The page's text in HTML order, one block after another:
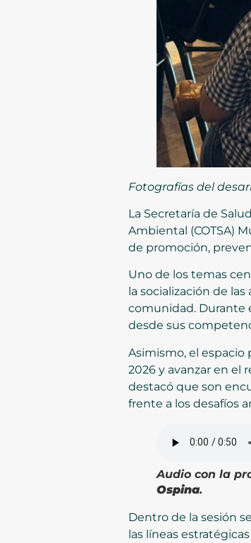
Fotografías del
La Secretaría de
Ambiental (COTSA)
de promoción,
Uno de los temas
la socialización de
comunidad. Durante
desde sus
Asimismo, el espacio
2026 y avanzar en el
destacó que son
frente a los desafíos
Audio con la
Ospina.
Dentro de la sesión
las líneas